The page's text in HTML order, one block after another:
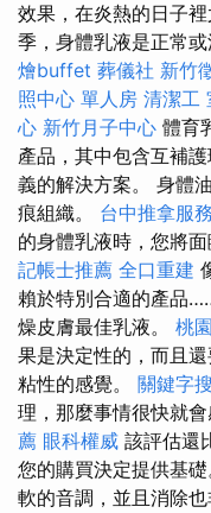
效果，在炎熱的日子裡
季，身體乳液是正常
燴buffet 葬儀社 新竹
照中心 單人房 清潔工
心 新竹月子中心 體育
產品，其中包含互補
義的解決方案。 身體
痕組織。 台中推拿服務
的身體乳液時，您將
記帳士推薦 全口重建
賴於特別合適的產品
燥皮膚最佳乳液。 桃
果是決定性的，而且
粘性的感覺。 關鍵字
理，那麼事情很快就會
薦 眼科權威 該評估還
您的購買決定提供基
軟的音調，並且消除也